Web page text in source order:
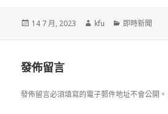
發
14 7 月, 2023
作
kfu
分
即時新聞
發佈留言
發佈留言必須填寫的電子郵件地址不會公開。